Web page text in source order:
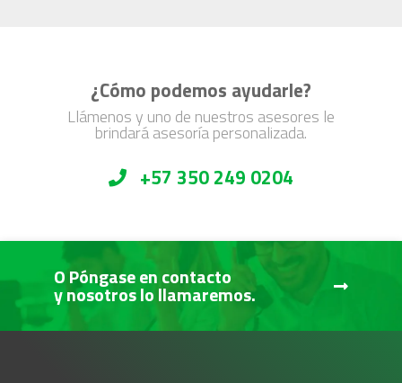
¿Cómo podemos ayudarle?
Llámenos y uno de nuestros asesores le
brindará asesoría personalizada.
+57 350 249 0204
O Póngase en contacto
y nosotros lo llamaremos.